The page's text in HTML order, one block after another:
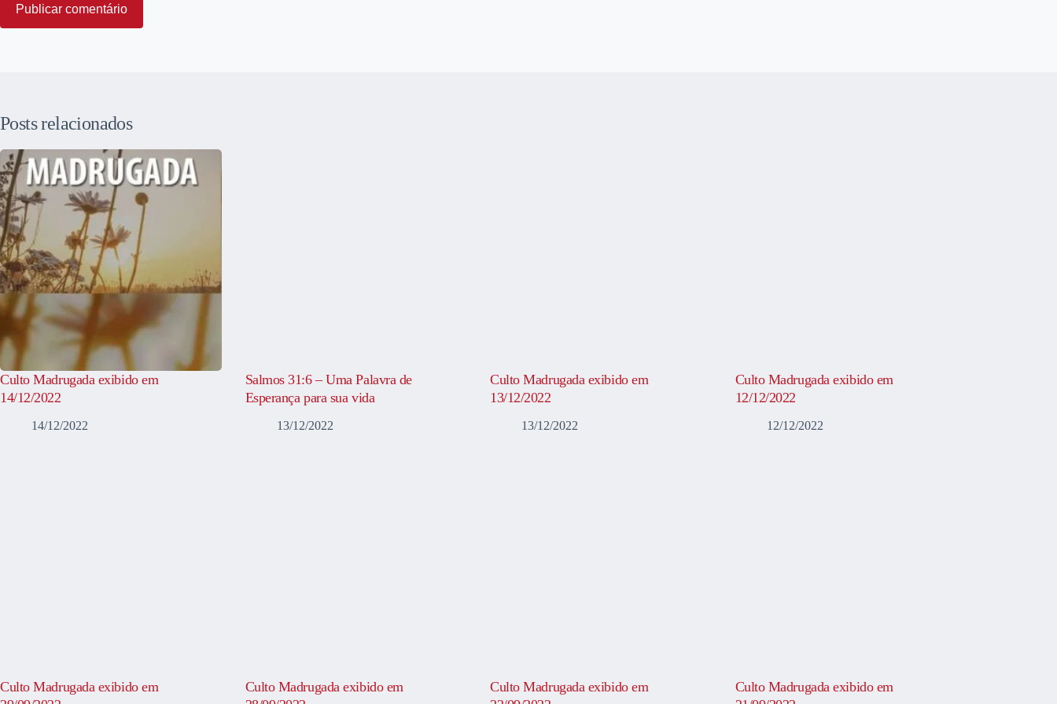
Publicar comentário
Posts relacionados
Culto Madrugada exibido em
14/12/2022
14/12/2022
Salmos 31:6 – Uma Palavra de
Esperança para sua vida
13/12/2022
Culto Madrugada exibido em
13/12/2022
13/12/2022
Culto Madrugada exibido em
12/12/2022
12/12/2022
Culto Madrugada exibido em
Culto Madrugada exibido em
Culto Madrugada exibido em
Culto Madrugada exibido em